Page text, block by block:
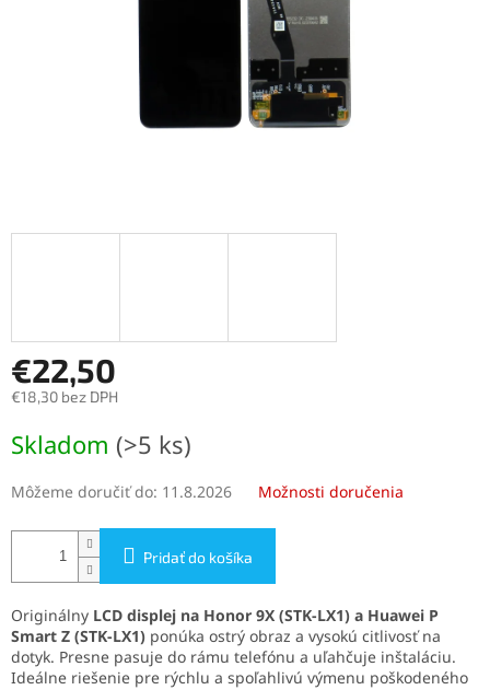
€22,50
€18,30 bez DPH
cena:
Skladom (>5 ks)
Môžeme doručiť do: 11.8.2026 Možnosti doručenia
Pridať do košíka
Originálny LCD displej na Honor 9X (STK-LX1) a Huawei P
Smart Z (STK-LX1) ponúka ostrý obraz a vysokú citlivosť na
dotyk. Presne pasuje do rámu telefónu a uľahčuje inštaláciu.
Ideálne riešenie pre rýchlu a spoľahlivú výmenu poškodeného